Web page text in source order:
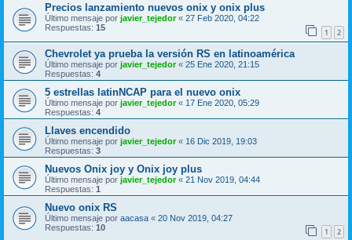
Precios lanzamiento nuevos onix y onix plus
Último mensaje por javier_tejedor« 27 Feb 2020, 04:22
Respuestas: 15 1 2
Chevrolet ya prueba la versión RS en latinoamérica
Último mensaje por javier_tejedor« 25 Ene 2020, 21:15
Respuestas: 4
5 estrellas latinNCAP para el nuevo onix
Último mensaje por javier_tejedor« 17 Ene 2020, 05:29
Respuestas: 4
Llaves encendido
Último mensaje por javier_tejedor« 16 Dic 2019, 19:03
Respuestas: 3
Nuevos Onix joy y Onix joy plus
Último mensaje por javier_tejedor« 21 Nov 2019, 04:44
Respuestas: 1
Nuevo onix RS
Último mensaje por aacasa « 20 Nov 2019, 04:27
Respuestas: 10 1 2